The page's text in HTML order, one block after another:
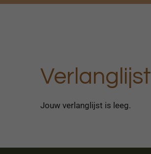
Verlanglijst
Jouw verlanglijst is leeg.